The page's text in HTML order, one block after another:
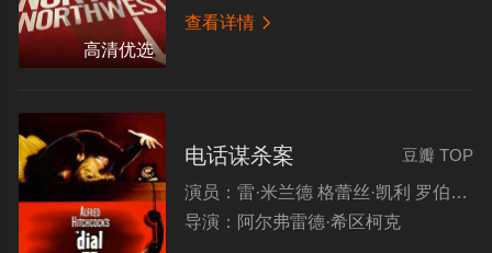
高清优选
查看详情 
豆瓣 TOP
电话谋杀案
演员： 雷·米兰德 格蕾丝·凯利 罗伯特·卡明斯 约翰·威廉姆斯
导演： 阿尔弗雷德·希区柯克